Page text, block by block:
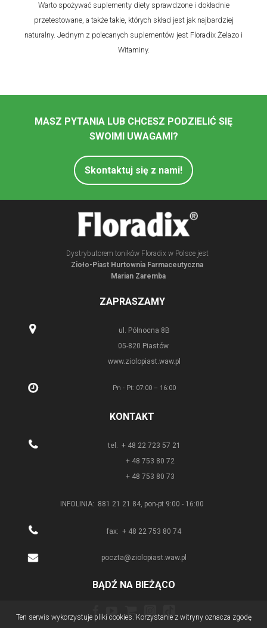
Ten serwis wykorzystuje pliki cookies. Korzystanie z witryny oznacza zgodę
Warto spożywać suplementy diety sprawdzone i dokładnie
przetestowane, a także takie, których skład jest jak najbardziej
naturalny. Jednym z polecanych suplementów jest Floradix Żelazo i
Witaminy.
MASZ PYTANIA LUB CHCESZ PODZIELIĆ SIĘ
SWOIMI UWAGAMI?
Skontaktuj się z nami!
Dystrybutorem toników Floradix w Polsce jest
Zioło-Piast Hurtownia Farmaceutyczna
Marian Zaremba
ZAPRASZAMY
ul. Północna 8B
05-820 Piastów
www.ziolopiast.waw.pl
Pn - Pt: 07:00 – 16:00
KONTAKT
tel. + 48 22 723 57 21
+ 48 753 80 72
+ 48 753 80 73
INFOLINIA: 881 21 21 84, pon-pt 9:00 - 16:00
fax: + 48 22 753 80 74
poczta@ziolopiast.waw.pl
BĄDŹ NA BIEŻĄCO